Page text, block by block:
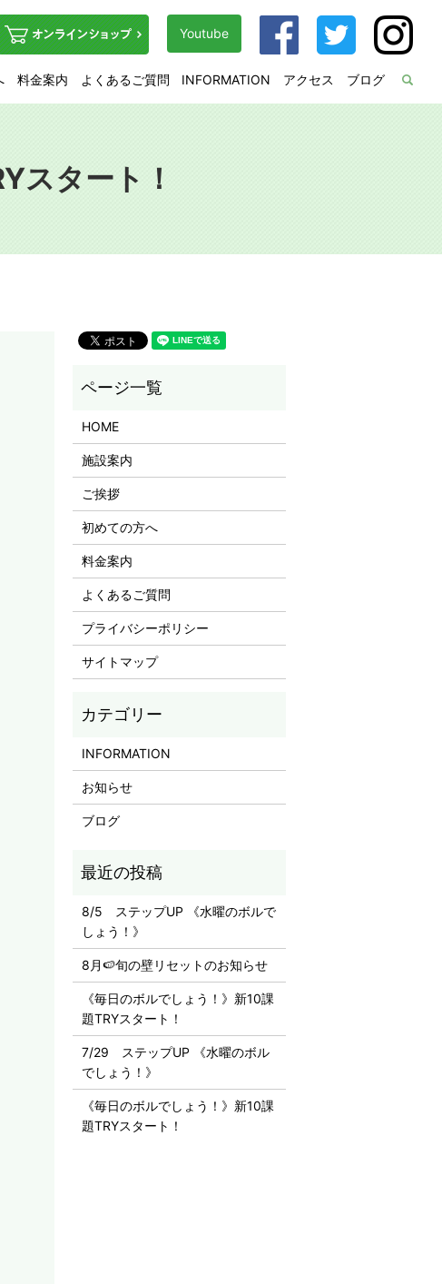
料金案内 よくあるご質問 INFORMATION アクセス ブログ
Youtube
スタート！
HOME
施設案内
ご挨拶
初めての方へ
料金案内
よくあるご質問
プライバシーポリシー
サイトマップ
INFORMATION
お知らせ
ブログ
8/5 ステップUP 《水曜のボルで
しょう！》
8月🍉旬の壁リセットのお知らせ
《毎日のボルでしょう！》新10課
題TRYスタート！
7/29 ステップUP 《水曜のボル
でしょう！》
《毎日のボルでしょう！》新10課
題TRYスタート！